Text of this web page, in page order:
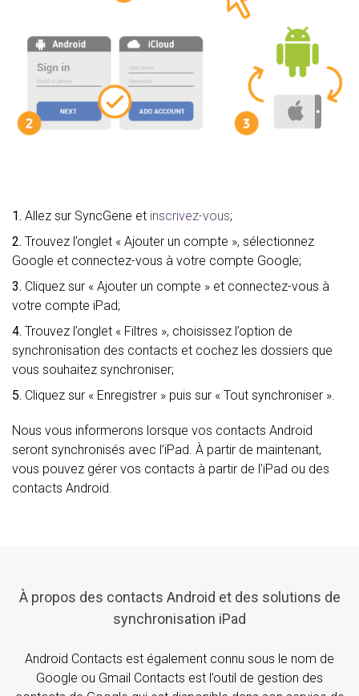
1. Allez sur SyncGene et inscrivez-vous;
2. Trouvez l’onglet « Ajouter un compte », sélectionnez
Google et connectez-vous à votre compte Google;
3. Cliquez sur « Ajouter un compte » et connectez-vous à
votre compte iPad;
4. Trouvez l’onglet « Filtres », choisissez l’option de
synchronisation des contacts et cochez les dossiers que
vous souhaitez synchroniser;
5. Cliquez sur « Enregistrer » puis sur « Tout synchroniser ».
Nous vous informerons lorsque vos contacts Android
seront synchronisés avec l’iPad. À partir de maintenant,
vous pouvez gérer vos contacts à partir de l’iPad ou des
contacts Android.
À propos des contacts Android et des solutions de
synchronisation iPad
Android Contacts est également connu sous le nom de
Google ou Gmail Contacts est l’outil de gestion des